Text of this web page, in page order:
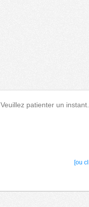
Veuillez patienter un
[ou